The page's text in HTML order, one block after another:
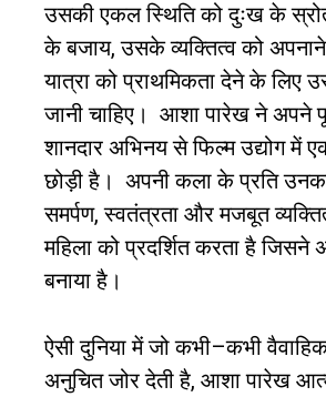
उसकी एकल स्थिति को दुःख के
के बजाय,उसके व्यक्तित्व को
यात्रा को प्राथमिकता देने के लिए
जानी चाहिए। आशा पारेख ने अपने
शानदार अभिनय से फिल्म उद्योग में
छोड़ी है। अपनी कला के प्रति
समर्पण,स्वतंत्रता और मजबूत
महिला को प्रदर्शित करता है जिसने
बनाया है।
ऐसी दुनिया में जो कभी–कभी
अनुचित जोर देती है, आशा पारेख